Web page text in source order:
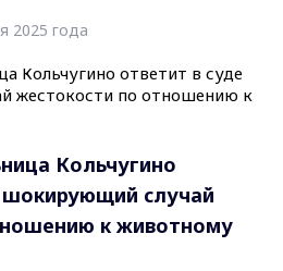
2025 года
Кольчугино
шокирующий случай
к животному